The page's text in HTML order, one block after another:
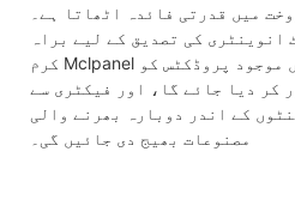
میں قدرتی فائدہ اٹھاتا ہے۔
کی تصدیق کے لیے براہ
کرم Mclpanel سے رابطہ کریں۔ اسٹاک میں موجود پروڈکٹس کو
کر دیا جائے گا، اور فیکٹری سے
کے بعد 24 گھنٹوں کے اندر دوبارہ بھرنے والی
مصنوعات بھیج دی جائیں گی۔